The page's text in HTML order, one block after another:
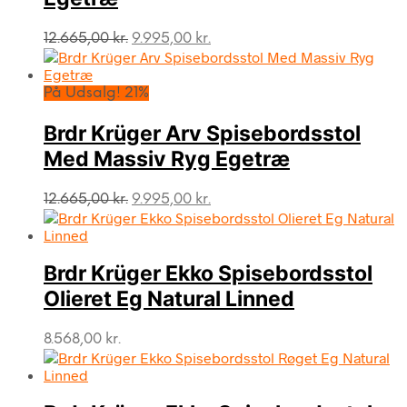
12.665,00kr. Den
oprindelige
var:
9.995,00 kr.
aktuelle
På Udsalg! 21%
Brdr Krüger Arv Spisebordsstol
Med Massiv Ryg Egetræ
12.665,00kr. Den
oprindelige
12.665,00 kr..
9.995,00 kr.
aktuelle
9.995,00 kr..
Brdr Krüger Ekko Spisebordsstol
Olieret Eg Natural Linned
8.568,00 kr.